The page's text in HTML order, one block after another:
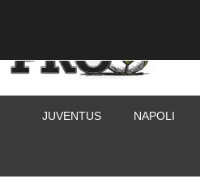
JUVENTUS NAPOLI